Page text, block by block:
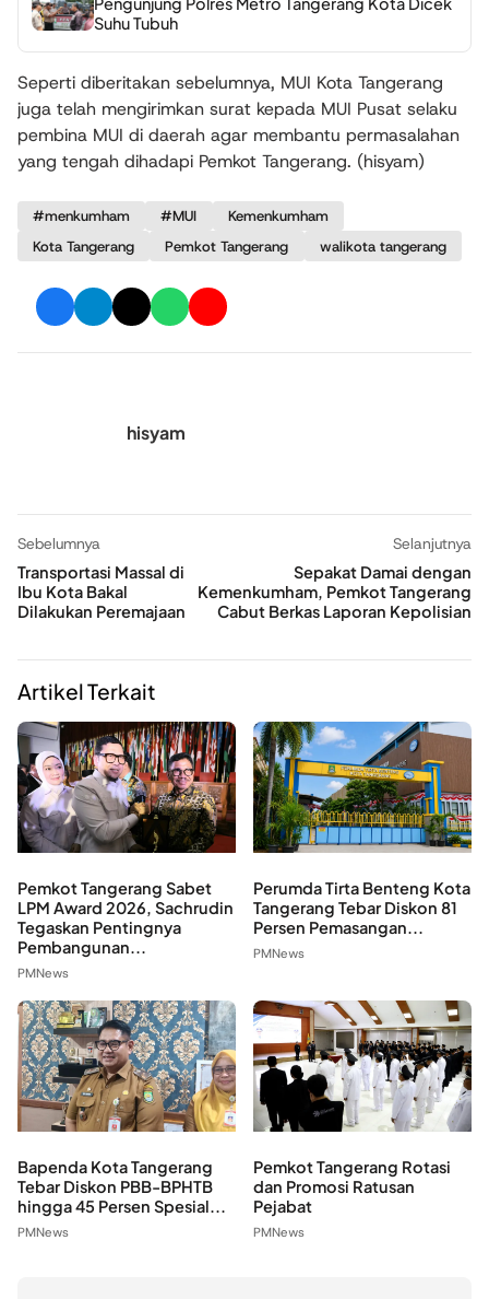
Suhu Tubuh
Seperti diberitakan sebelumnya, MUI Kota Tangerang
juga telah mengirimkan surat kepada MUI Pusat selaku
pembina MUI di daerah agar membantu permasalahan
yang tengah dihadapi Pemkot Tangerang. (hisyam)
#menkumham #MUI
Kemenkumham
Kota Tangerang
Pemkot Tangerang walikota tangerang
hisyam
Sebelumnya
Transportasi Massal di
Ibu Kota Bakal
Dilakukan Peremajaan
Selanjutnya
Sepakat Damai dengan
Kemenkumham, Pemkot Tangerang
Cabut Berkas Laporan Kepolisian
Artikel Terkait
Pemkot Tangerang Sabet
LPM Award 2026, Sachrudin
Tegaskan Pentingnya
Pembangunan...
PMNews
Perumda Tirta Benteng Kota
Tangerang Tebar Diskon 81
Persen Pemasangan...
PMNews
Bapenda Kota Tangerang
Tebar Diskon PBB-BPHTB
hingga 45 Persen Spesial...
PMNews
Pemkot Tangerang Rotasi
dan Promosi Ratusan
Pejabat
PMNews